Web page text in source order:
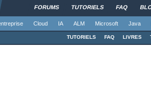
FORUMS TUTORIELS FAQ
Cloud IA ALM Microsoft Java
TUTORIELS FAQ LIVRES